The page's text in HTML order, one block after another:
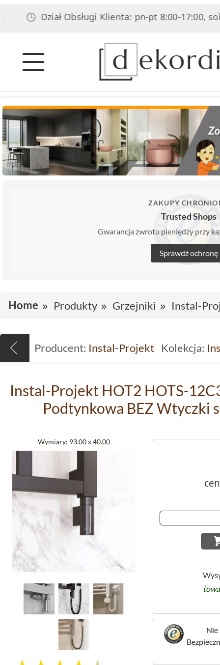
Dział Obsługi Klienta: pn-pt 8:00-17:00, sob 8:00-
ZAKUPY
Trusted Shops
Gwarancja zwrotu pieniędzy przy
Sprawdź ochronę
Home Produkty Grzejniki Instal-
Producent: Instal-Projekt Kolekcja:
Instal-Projekt HOT2 HOTS-
Podtynkowa BEZ Wtyczki
Wymiary: 93.00 x 40.00
Nie